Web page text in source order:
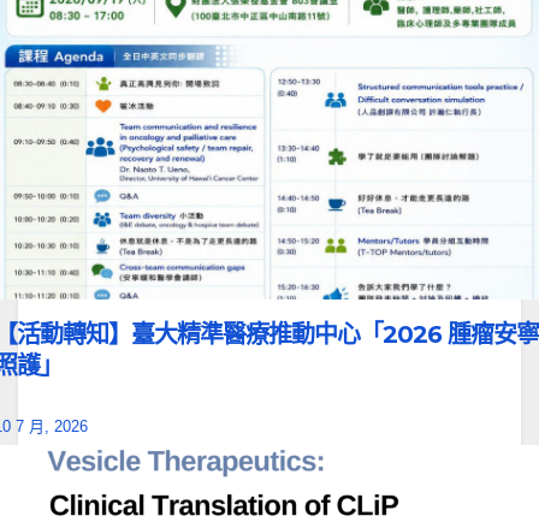
活動轉知】臺大精準醫療推動中心「2026 腫瘤安寧
護」
7 月, 2026